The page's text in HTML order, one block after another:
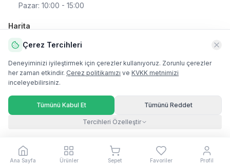
Pazar: 10:00 - 15:00
Harita
Harita
© 2019 - 2026 Botanik Led. Tüm hakları saklıdır.
Çerez Tercihleri
Çerez Tercihleri
Deneyiminizi iyileştirmek için çerezler kullanıyoruz. Zorunlu çerezler
her zaman etkindir. Çerez politikamızı ve KVKK metnimizi
inceleyebilirsiniz.
Tümünü Kabul Et Tümünü Reddet
Tercihleri Özelleştir
Ana Sayfa Ürünler Sepet Favoriler Profil